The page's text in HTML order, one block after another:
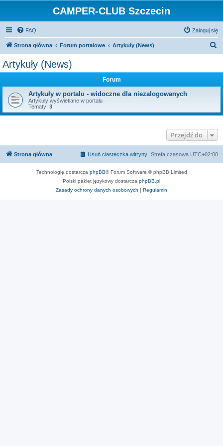
CAMPER-CLUB Szczecin
FAQ Zaloguj się
Strona główna Forum portalowe Artykuły (News)
Artykuły (News)
Forum
Artykuły w portalu - widoczne dla niezalogowanych
Artykuły wyświetlane w portalu
Tematy: 3
Przejdź do
Strona główna Strefa czasowa UTC+02:00
Usuń ciasteczka witryny
Technologię dostarcza phpBB® Forum Software © phpBB Limited
Polski pakiet językowy dostarcza phpBB.pl
Zasady ochrony danych osobowych | Regulamin